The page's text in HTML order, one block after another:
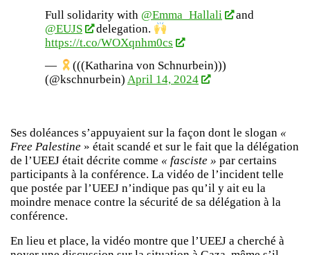
Full solidarity with @Emma_Hallali
and
@EUJS
delegation.
https://t.co/WOXqnhm0cs
—
(((Katharina von Schnurbein)))
(@kschnurbein) April 14, 2024
Ses doléances s’appuyaient sur la façon dont le slogan «
Free Palestine » était scandé et sur le fait que la délégation
de l’UEEJ était décrite comme « fasciste » par certains
participants à la conférence. La vidéo de l’incident telle
que postée par l’UEEJ n’indique pas qu’il y ait eu la
moindre menace contre la sécurité de sa délégation à la
conférence.
En lieu et place, la vidéo montre que l’UEEJ a cherché à